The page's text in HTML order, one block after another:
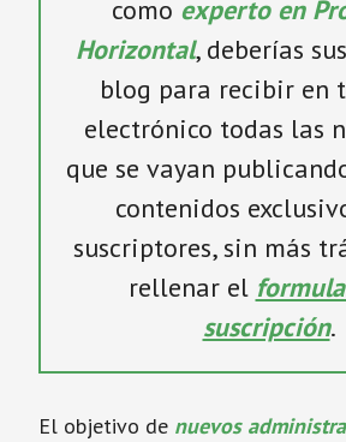
como experto en
Horizontal, deberías
blog para recibir en
electrónico todas las
que se vayan
contenidos
suscriptores, sin más
rellenar el
suscripción.
El objetivo de nuevos